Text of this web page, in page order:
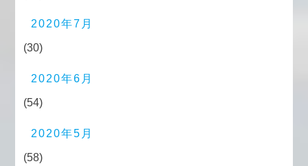
2020年7月
(30)
2020年6月
(54)
2020年5月
(58)